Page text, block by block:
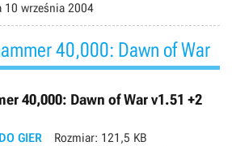
10 września 2004
40,000: Dawn of War
40,000: Dawn of War v1.51 +2
GIER Rozmiar: 121,5 KB